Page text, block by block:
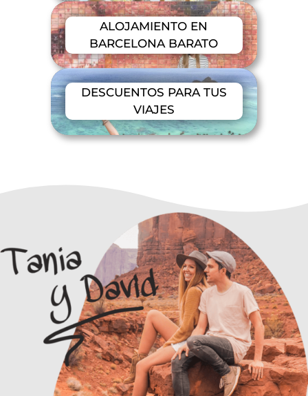
ALOJAMIENTO EN
BARCELONA BARATO
DESCUENTOS PARA TUS
VIAJES